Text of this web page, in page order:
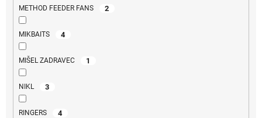
METHOD FEEDER FANS 2
MIKBAITS 4
MIŠEL ZADRAVEC 1
NIKL 3
RINGERS 4